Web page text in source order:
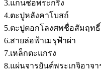
3.แกนช่อพระกริ่ง
4.ตะปูหลังคาโบสถ์
5.ตะปูตอกโลงศพชื่อสัมฤทธิ์
6.สายล่อฟ้าเมรุฟ้าผ่า
7.เหล็กตะแกรง
8.แผ่นจารยันต์พระเกจิอาจ